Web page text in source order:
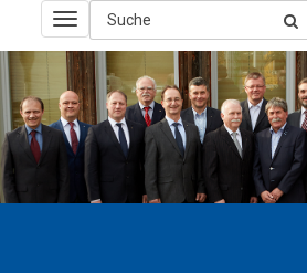
TOGGLE
NAVIGATION